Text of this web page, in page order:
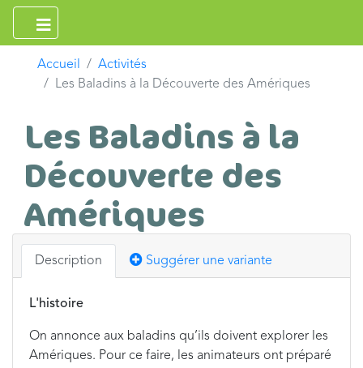
Accueil
Activités
Les Baladins à la Découverte des Amériques
Les Baladins à la
Découverte des
Amériques
Description Suggérer une variante
L'histoire
On annonce aux baladins qu’ils doivent explorer les
Amériques. Pour ce faire, les animateurs ont préparé